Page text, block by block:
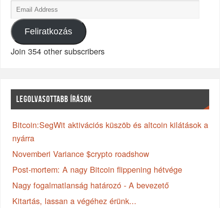
Feliratkozás
Join 354 other subscribers
LEGOLVASOTTABB ÍRÁSOK
Bitcoin:SegWit aktivációs küszöb és altcoin kilátások a
nyárra
Novemberi Variance $crypto roadshow
Post-mortem: A nagy Bitcoin flippening hétvége
Nagy fogalmatlanság határozó - A bevezető
Kitartás, lassan a végéhez érünk...